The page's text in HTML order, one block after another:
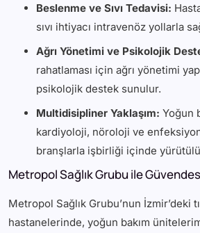
Beslenme ve Sıvı Tedavisi:
sıvı ihtiyacı intravenöz yollarla
Ağrı Yönetimi ve Psikolojik
rahatlaması için ağrı yönetimi
psikolojik destek sunulur.
Multidisipliner Yaklaşım: Yoğun
kardiyoloji, nöroloji ve
branşlarla işbirliği içinde
Metropol Sağlık Grubu ile
Metropol Sağlık Grubu’nun İzmir’deki
hastanelerinde, yoğun bakım